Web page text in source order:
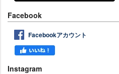
Facebook
Facebookアカウント
Instagram